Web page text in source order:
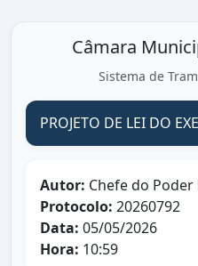
Câmara
Sistema de
PROJETO DE LEI DO
Autor: Chefe do Poder
Protocolo: 20260792
Data: 05/05/2026
Hora: 10:59